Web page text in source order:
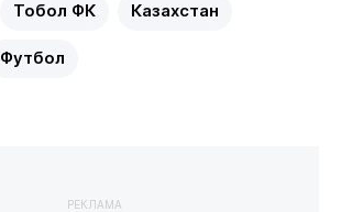
Тобол ФК Казахстан
Футбол
РЕКЛАМА